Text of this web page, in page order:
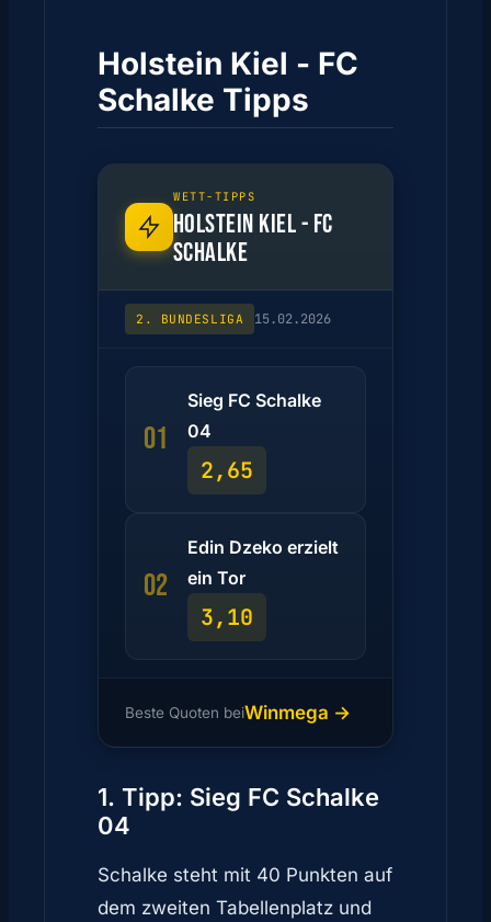
Holstein Kiel - FC
Schalke Tipps
WETT-TIPPS
HOLSTEIN KIEL - FC
SCHALKE
2. BUNDESLIGA 15.02.2026
01
Sieg FC Schalke
04
2,65
02
Edin Dzeko erzielt
ein Tor
3,10
Beste Quoten beiWinmega →
1. Tipp: Sieg FC Schalke
04
Schalke steht mit 40 Punkten auf
dem zweiten Tabellenplatz und